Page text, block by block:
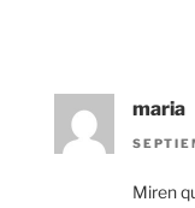
maria
Miren